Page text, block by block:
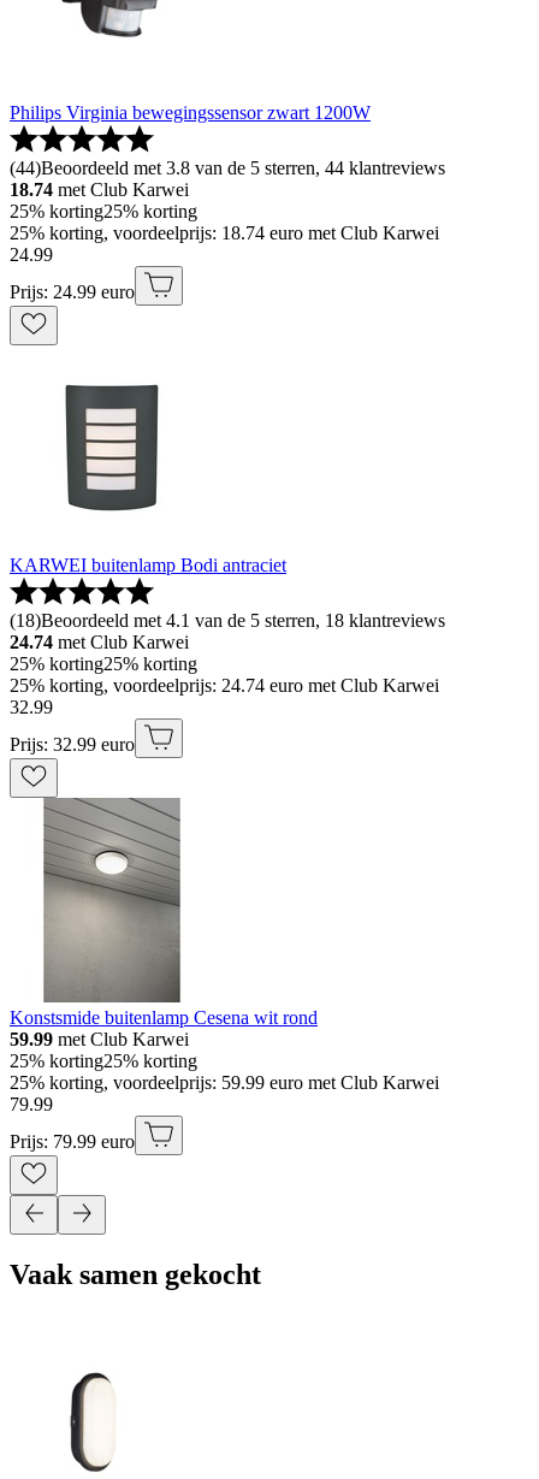
Philips Virginia bewegingssensor zwart 1200W
(44)Beoordeeld met 3.8 van de 5 sterren, 44 klantreviews
18.74 met Club Karwei
25% korting25% korting
25% korting, voordeelprijs: 18.74 euro met Club Karwei
24.99
Prijs: 24.99 euro
KARWEI buitenlamp Bodi antraciet
(18)Beoordeeld met 4.1 van de 5 sterren, 18 klantreviews
24.74 met Club Karwei
25% korting25% korting
25% korting, voordeelprijs: 24.74 euro met Club Karwei
32.99
Prijs: 32.99 euro
Konstsmide buitenlamp Cesena wit rond
59.99 met Club Karwei
25% korting25% korting
25% korting, voordeelprijs: 59.99 euro met Club Karwei
79.99
Prijs: 79.99 euro
Vaak samen gekocht